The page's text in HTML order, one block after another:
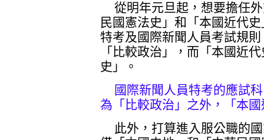
從明年元旦起，想要擔任
民國憲法史」和「本國近代
特考及國際新聞人員考試規
「比較政治」，而「本國近
史」。
國際新聞人員特考的應試
為「比較政治」之外，「本
此外，打算進入服公職的